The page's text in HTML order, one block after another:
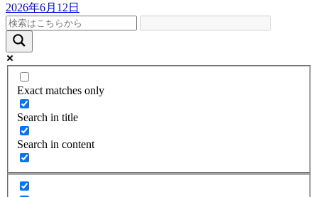
2026年6月12日
Exact matches only
Search in title
Search in content